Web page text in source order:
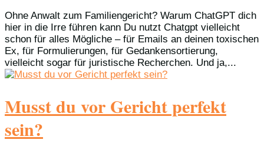
Ohne Anwalt zum Familiengericht? Warum ChatGPT dich
hier in die Irre führen kann Du nutzt Chatgpt vielleicht
schon für alles Mögliche – für Emails an deinen toxischen
Ex, für Formulierungen, für Gedankensortierung,
vielleicht sogar für juristische Recherchen. Und ja,...
Musst du vor Gericht perfekt
sein?